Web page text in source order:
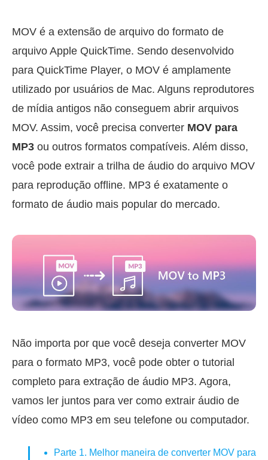
MOV é a extensão de arquivo do formato de
arquivo Apple QuickTime. Sendo desenvolvido
para QuickTime Player, o MOV é amplamente
utilizado por usuários de Mac. Alguns reprodutores
de mídia antigos não conseguem abrir arquivos
MOV. Assim, você precisa converter MOV para
MP3 ou outros formatos compatíveis. Além disso,
você pode extrair a trilha de áudio do arquivo MOV
para reprodução offline. MP3 é exatamente o
formato de áudio mais popular do mercado.
Não importa por que você deseja converter MOV
para o formato MP3, você pode obter o tutorial
completo para extração de áudio MP3. Agora,
vamos ler juntos para ver como extrair áudio de
vídeo como MP3 em seu telefone ou computador.
Parte 1. Melhor maneira de converter MOV para